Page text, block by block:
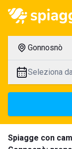
Gonnosnò
Seleziona
Spiagge con